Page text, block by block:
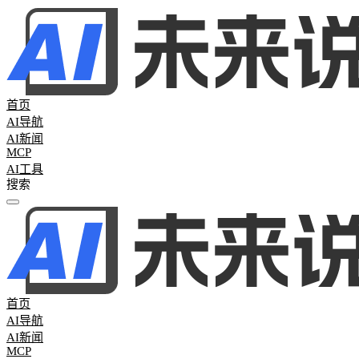
首页
AI导航
AI新闻
MCP
AI工具
首页
AI导航
AI新闻
MCP
全部分类
热门新闻
61 AI日报 AI周报 16 行业新闻